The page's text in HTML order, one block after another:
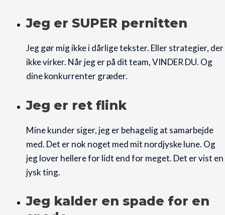
Jeg er SUPER pernitten
Jeg gør mig ikke i dårlige tekster. Eller strategier, der
ikke virker. Når jeg er på dit team, VINDER DU. Og
dine konkurrenter græder.
Jeg er ret flink
Mine kunder siger, jeg er behagelig at samarbejde
med. Det er nok noget med mit nordjyske lune. Og
jeg lover hellere for lidt end for meget. Det er vist en
jysk ting.
Jeg kalder en spade for en